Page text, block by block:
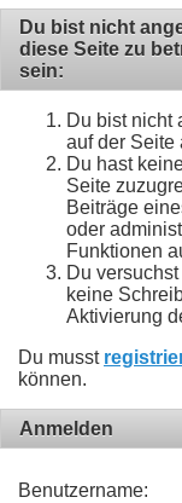
Du bist nicht
diese Seite zu
sein:
Du bist nicht
auf der Seite
Du hast
Seite
Beiträge
oder
Funktionen
Du
keine
Aktivierung
Du musst
können.
Anmelden
Benutzername: